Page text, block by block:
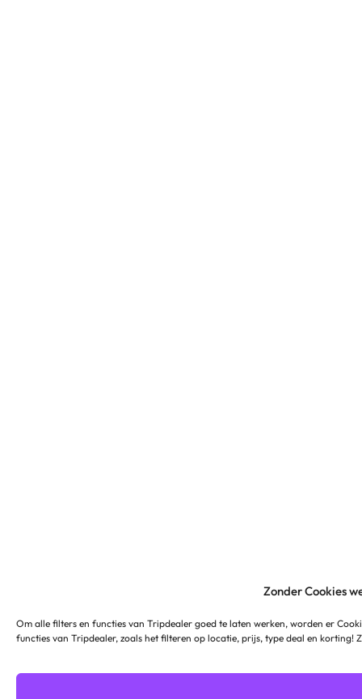
Zonder Cookies
Om alle filters en functies van Tripdealer goed te laten werken, worden er
functies van Tripdealer, zoals het filteren op locatie, prijs, type deal en